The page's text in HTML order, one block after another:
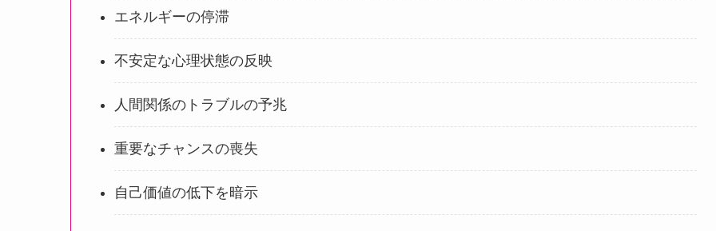
エネルギーの停滞
不安定な心理状態の反映
人間関係のトラブルの予兆
重要なチャンスの喪失
自己価値の低下を暗示